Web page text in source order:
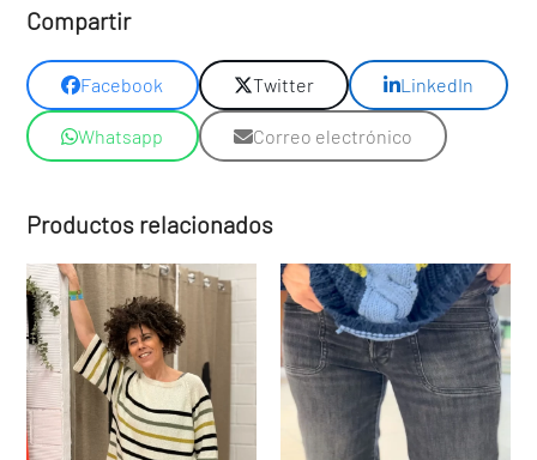
Compartir
Facebook Twitter LinkedIn
Whatsapp Correo electrónico
Productos relacionados